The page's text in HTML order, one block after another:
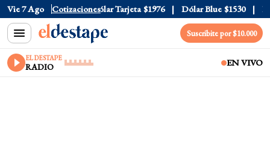
Vie 7 Ago Cotizaciones
Oficial $1520 Dólar Tarjeta $1976 Dólar Blue $1530
Suscribite por $10.000
EL DESTAPE
RADIO EN VIVO